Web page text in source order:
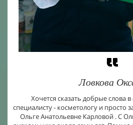
Ловкова
Хочется сказать добрые слова
специалисту - косметологу и просто
Ольге Анатольевне Карловой . С